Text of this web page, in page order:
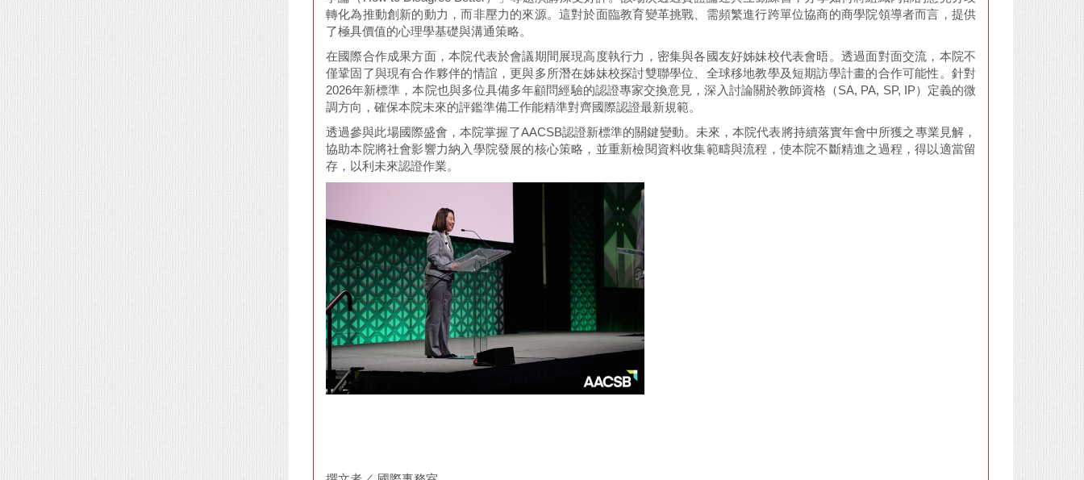
轉化為推動創新的動力，而非壓力的來源。這對於面臨教育變革挑戰、需頻繁進行跨單位協商的商學院領導者而言，提供
了極具價值的心理學基礎與溝通策略。
在國際合作成果方面，本院代表於會議期間展現高度執行力，密集與各國友好姊妹校代表會晤。透過面對面交流，本院不
僅鞏固了與現有合作夥伴的情誼，更與多所潛在姊妹校探討雙聯學位、全球移地教學及短期訪學計畫的合作可能性。針對
2026年新標準，本院也與多位具備多年顧問經驗的認證專家交換意見，深入討論關於教師資格（SA, PA, SP, IP）定義的微
調方向，確保本院未來的評鑑準備工作能精準對齊國際認證最新規範。
透過參與此場國際盛會，本院掌握了AACSB認證新標準的關鍵變動。未來，本院代表將持續落實年會中所獲之專業見解，
協助本院將社會影響力納入學院發展的核心策略，並重新檢閱資料收集範疇與流程，使本院不斷精進之過程，得以適當留
存，以利未來認證作業。